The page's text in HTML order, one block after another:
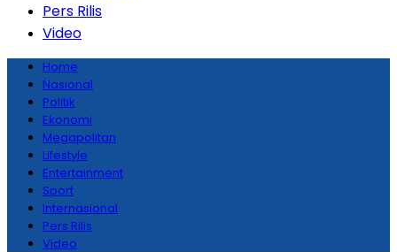
Pers Rilis
Video
Home
Nasional
Politik
Ekonomi
Megapolitan
Lifestyle
Entertainment
Sport
Internasional
Pers Rilis
Video